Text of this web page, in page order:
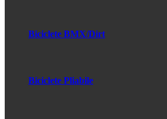
Biciclete BMX/Dirt
Biciclete Pliabile